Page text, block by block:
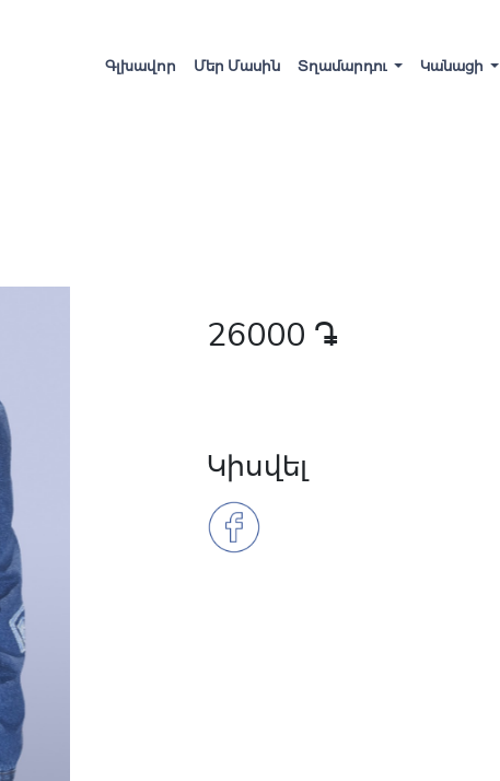
Գլխավոր Մեր Մասին Տղամարդու Կանացի
26000 դր․
Կիսվել